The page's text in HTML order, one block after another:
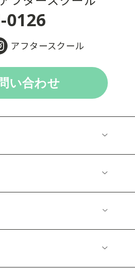
0126
アフタースクール
い合わせ